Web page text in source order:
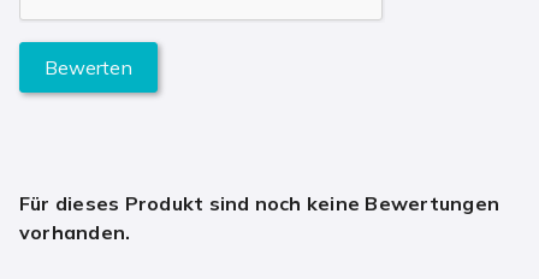
Bewerten
Für dieses Produkt sind noch keine Bewertungen
vorhanden.